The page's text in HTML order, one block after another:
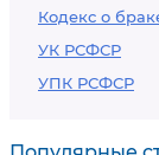
Кодекс о
УК РСФСР
УПК РСФСР